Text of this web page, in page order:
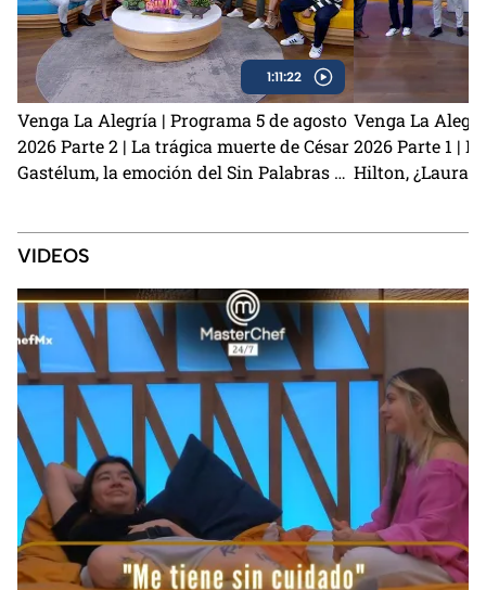
1:11:22
Venga La Alegría | Programa 5 de agosto
2026 Parte 2 | La trágica muerte de César
Gastélum, la emoción del Sin Palabras y
Venga La
2026 Parte 1 |
Hilton, ¿Laura
VIDEOS